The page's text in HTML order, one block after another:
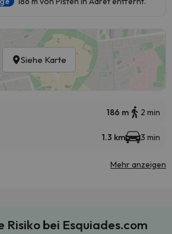
Siehe Karte
186 m 2 min
1.3 km 3 min
Mehr anzeigen
Risiko bei Esquiades.com